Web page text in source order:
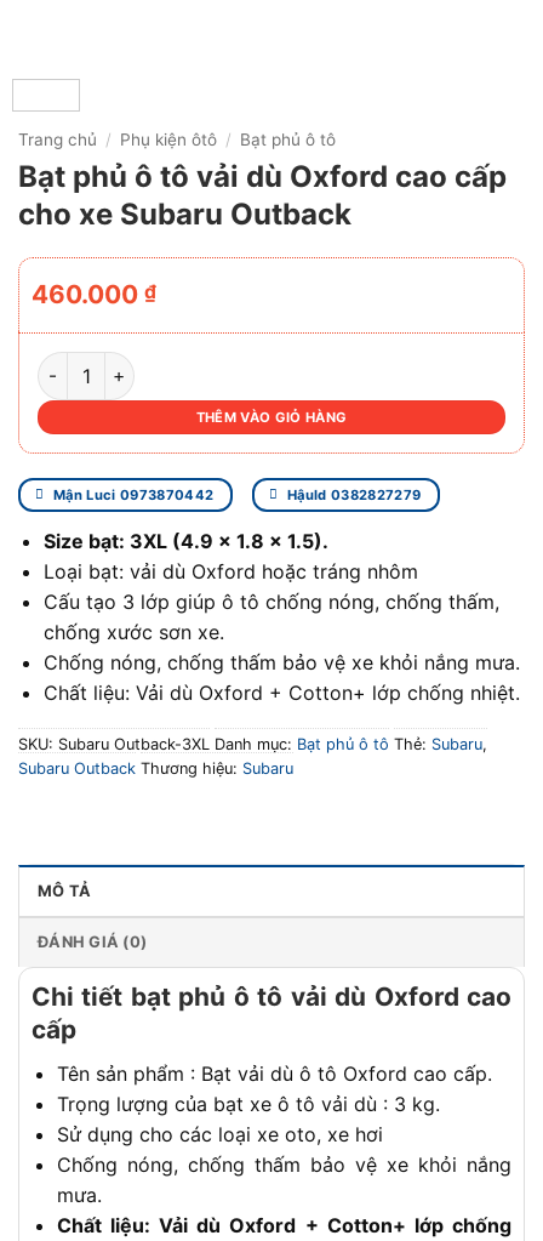
Trang chủ / Phụ kiện ôtô / Bạt phủ ô tô
Bạt phủ ô tô vải dù Oxford cao cấp
cho xe Subaru Outback
460.000 ₫
BẠT PHỦ Ô TÔ VẢI DÙ OXFORD CAO CẤP CHO XE
THÊM VÀO GIỎ HÀNG
Mận Luci 0973870442 Hậuld 0382827279
Size bạt: 3XL (4.9 x 1.8 x 1.5).
Loại bạt: vải dù Oxford hoặc tráng nhôm
Cấu tạo 3 lớp giúp ô tô chống nóng, chống thấm,
chống xước sơn xe.
Chống nóng, chống thấm bảo vệ xe khỏi nắng mưa.
Chất liệu: Vải dù Oxford + Cotton+ lớp chống nhiệt.
SKU: Subaru Outback-3XL Danh mục: Bạt phủ ô tô Thẻ: Subaru,
Subaru Outback Thương hiệu: Subaru
MÔ TẢ
ĐÁNH GIÁ (0)
Chi tiết bạt phủ ô tô vải dù Oxford cao
cấp
Tên sản phẩm : Bạt vải dù ô tô Oxford cao cấp.
Trọng lượng của bạt xe ô tô vải dù : 3 kg.
Sử dụng cho các loại xe oto, xe hơi
Chống nóng, chống thấm bảo vệ xe khỏi nắng
mưa.
Chất liệu: Vải dù Oxford + Cotton+ lớp chống